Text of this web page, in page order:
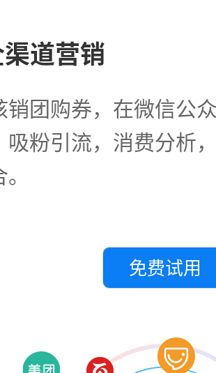
道营销
销团购券，在微信公
吸粉引流，消费分析
免费试用